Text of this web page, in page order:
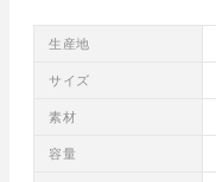
生産地
サイズ
素材
容量